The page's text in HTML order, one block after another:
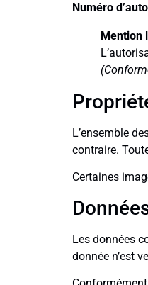
Numéro
Mention
L’ensemble
contraire.
Certaines
Les données
donnée n’est